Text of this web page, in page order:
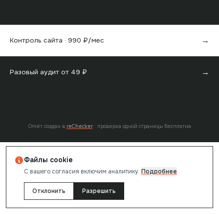
Контроль сайта · 990 ₽/мес →
Разовый аудит от 49 ₽ →
Отчёт создан в reChecker· проверка одной страницы бесплатна
Файлы cookie
С вашего согласия включим аналитику. Подробнее
Отклонить Разрешить